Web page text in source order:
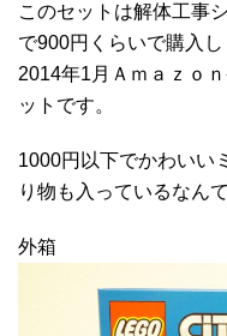
このセットは解体工事
で900円くらいで購入し
2014年1月Ａｍａｚｏ
ットです。
1000円以下でかわいい
り物も入っているなん
外箱